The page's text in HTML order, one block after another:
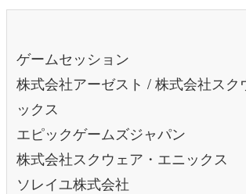
ゲームセッション
株式会社アーゼスト / 株式会社スク
ックス
エピックゲームズジャパン
株式会社スクウェア・エニックス
ソレイユ株式会社